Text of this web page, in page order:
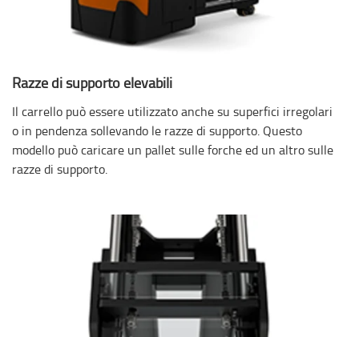
Razze di supporto elevabili
Il carrello può essere utilizzato anche su superfici irregolari
o in pendenza sollevando le razze di supporto. Questo
modello può caricare un pallet sulle forche ed un altro sulle
razze di supporto.